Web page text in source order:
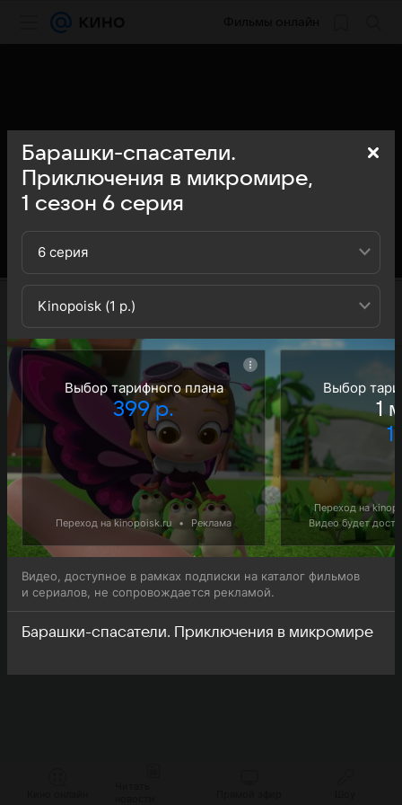
Барашки-спасатели.
Приключения в микромире,
1 сезон 6 серия
6 серия
Kinopoisk (1 р.)
Выбор тарифного плана
399 р.
Переход на kinopoisk.ru • Реклама
Выбор
1
1
Переход на
Видео будет
Видео, доступное в рамках подписки на каталог фильмов
и сериалов, не сопровождается рекламой.
Барашки-спасатели. Приключения в микромире